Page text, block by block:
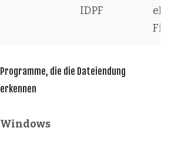
IDPF
File
Programme, die die Dateiendung
erkennen
Windows